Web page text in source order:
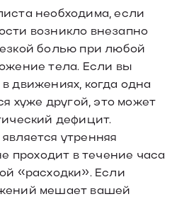
необходима, если
возникло внезапно
болью при любой
тела. Если вы
движениях, когда одна
хуже другой, это может
дефицит.
утренняя
проходит в течение часа
«расходки». Если
мешает вашей